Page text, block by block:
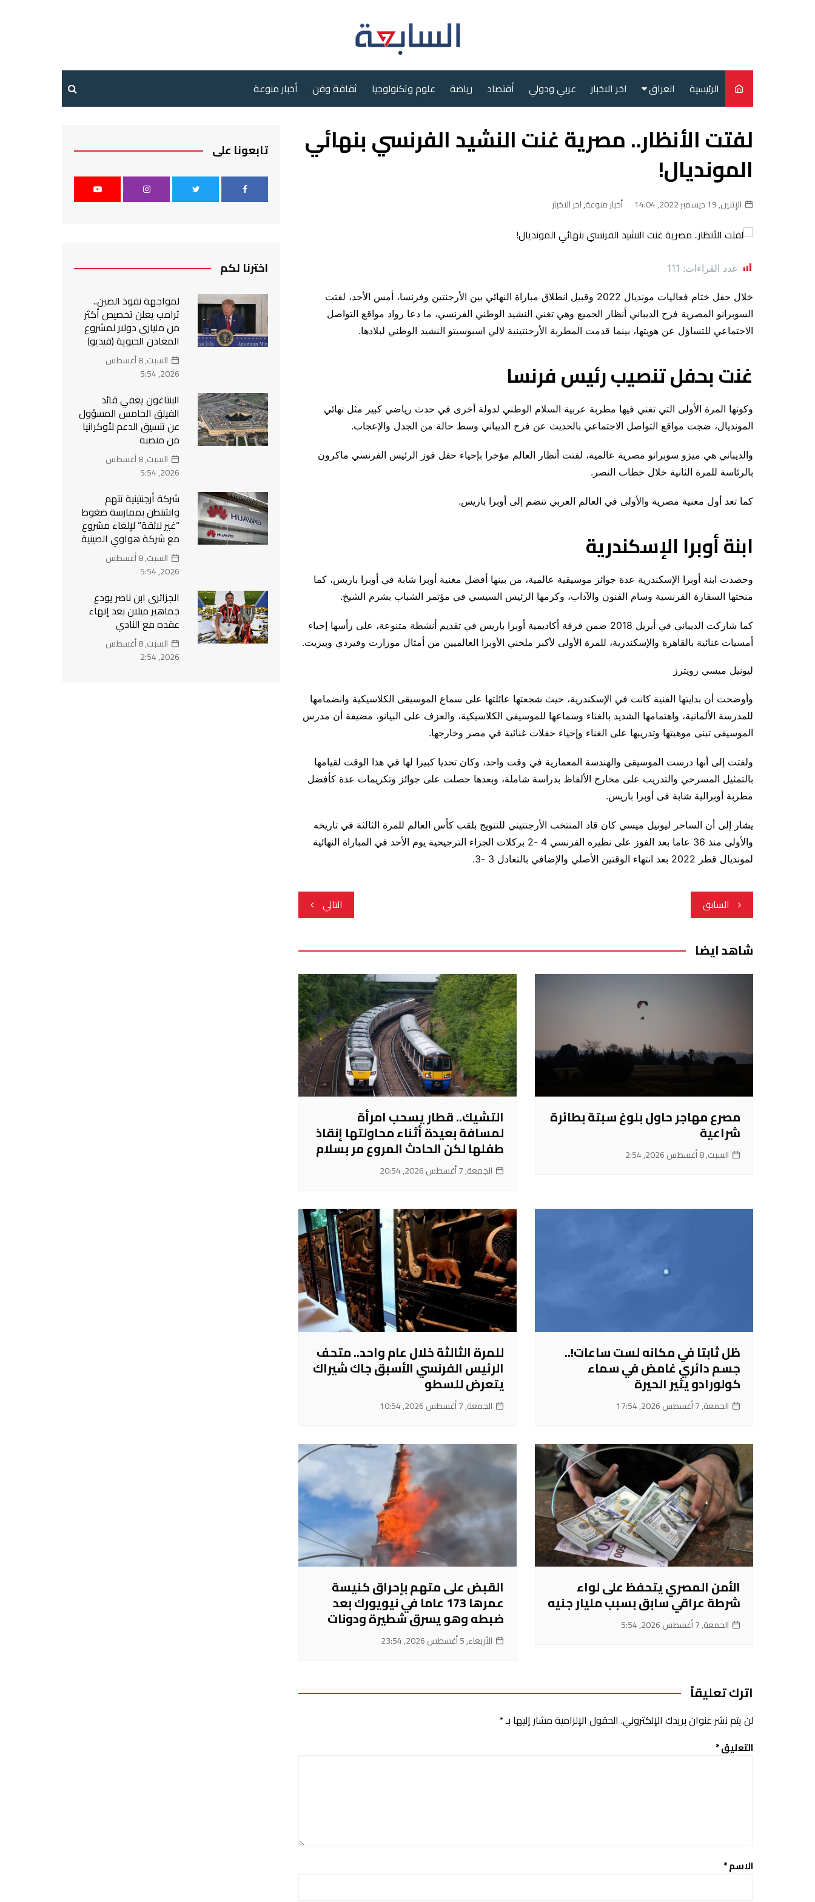
الرئيسية العراق
سياسة
محليات
اخر الاخبار عربي ودولي أقتصاد رياضة علوم وتكنولوجيا ثقافة وفن أخبار منوعة
لفتت الأنظار.. مصرية غنت النشيد الفرنسي بنهائي
المونديال!
الإثنين, 19 ديسمبر 2022, 14:04 أخبار منوعة,اخر الاخبار
عدد القراءات: 111
خلال حفل ختام فعاليات مونديال 2022 وقبيل انطلاق مباراة النهائي بين الأرجنتين وفرنسا، أمس الأحد، لفتت
السوبرانو المصرية فرح الديباني أنظار الجميع وهي تغني النشيد الوطني الفرنسي، ما دعا رواد مواقع التواصل
الاجتماعي للتساؤل عن هويتها، بينما قدمت المطربة الأرجنتينية لالي اسبوسيتو النشيد الوطني لبلادها.
غنت بحفل تنصيب رئيس فرنسا
وكونها المرة الأولى التي تغني فيها مطربة عربية السلام الوطني لدولة أخرى في حدث رياضي كبير مثل نهائي
المونديال، ضجت مواقع التواصل الاجتماعي بالحديث عن فرح الديباني وسط حالة من الجدل والإعجاب.
والديباني هي ميزو سوبرانو مصرية عالمية، لفتت أنظار العالم مؤخرا بإحياء حفل فوز الرئيس الفرنسي ماكرون
بالرئاسة للمرة الثانية خلال خطاب النصر.
كما تعد أول مغنية مصرية والأولى في العالم العربي تنضم إلى أوبرا باريس.
ابنة أوبرا الإسكندرية
وحصدت ابنة أوبرا الإسكندرية عدة جوائز موسيقية عالمية، من بينها أفضل مغنية أوبرا شابة في أوبرا باريس، كما
منحتها السفارة الفرنسية وسام الفنون والآداب، وكرمها الرئيس السيسي في مؤتمر الشباب بشرم الشيخ.
كما شاركت الديباني في أبريل 2018 ضمن فرقة أكاديمية أوبرا باريس في تقديم أنشطة متنوعة، على رأسها إحياء
أمسيات غنائية بالقاهرة والإسكندرية، للمرة الأولى لأكبر ملحني الأوبرا العالميين من أمثال موزارت وفيردي وبيزيت.
ليونيل ميسي رويترز
وأوضحت أن بدايتها الفنية كانت في الإسكندرية، حيث شجعتها عائلتها على سماع الموسيقى الكلاسيكية وانضمامها
للمدرسة الألمانية، واهتمامها الشديد بالغناء وسماعها للموسيقى الكلاسيكية، والعزف على البيانو، مضيفة أن مدرس
الموسيقى تبنى موهبتها وتدريبها على الغناء وإحياء حفلات غنائية في مصر وخارجها.
ولفتت إلى أنها درست الموسيقى والهندسة المعمارية في وقت واحد، وكان تحديا كبيرا لها في هذا الوقت لقيامها
بالتمثيل المسرحي والتدريب على مخارج الألفاظ بدراسة شاملة، وبعدها حصلت على جوائز وتكريمات عدة كأفضل
مطربة أوبرالية شابة فى أوبرا باريس.
يشار إلى أن الساحر ليونيل ميسي كان قاد المنتخب الأرجنتيني للتتويج بلقب كأس العالم للمرة الثالثة في تاريخه
والأولى منذ 36 عاما بعد الفوز على نظيره الفرنسي 4 -2 بركلات الجزاء الترجيحية يوم الأحد في المباراة النهائية
لمونديال قطر 2022 بعد انتهاء الوقتين الأصلي والإضافي بالتعادل 3 -3.
تصفّح
المقالات
السابق التالي
شاهد ايضا
مصرع مهاجر حاول بلوغ سبتة بطائرة
شراعية
السبت, 8 أغسطس 2026, 2:54
التشيك.. قطار يسحب امرأة
لمسافة بعيدة أثناء محاولتها إنقاذ
طفلها لكن الحادث المروع مر بسلام
الجمعة, 7 أغسطس 2026, 20:54
ظل ثابتا في مكانه لست ساعات!..
جسم دائري غامض في سماء
كولورادو يثير الحيرة
الجمعة, 7 أغسطس 2026, 17:54
للمرة الثالثة خلال عام واحد.. متحف
الرئيس الفرنسي الأسبق جاك شيراك
يتعرض للسطو
الجمعة, 7 أغسطس 2026, 10:54
الأمن المصري يتحفظ على لواء
شرطة عراقي سابق بسبب مليار جنيه
الجمعة, 7 أغسطس 2026, 5:54
القبض على متهم بإحراق كنيسة
عمرها 173 عاما في نيويورك بعد
ضبطه وهو يسرق شطيرة ودونات
الأربعاء, 5 أغسطس 2026, 23:54
اترك تعليقاً
لن يتم نشر عنوان بريدك الإلكتروني. الحقول الإلزامية مشار إليها بـ*
التعليق*
الاسم*
تابعونا على
اخترنا لكم
لمواجهة نفوذ الصين..
ترامب يعلن تخصيص أكثر
من ملياري دولار لمشروع
المعادن الحيوية (فيديو)
السبت, 8 أغسطس
2026, 5:54
البنتاغون يعفي قائد
الفيلق الخامس المسؤول
عن تنسيق الدعم لأوكرانيا
من منصبه
السبت, 8 أغسطس
2026, 5:54
شركة أرجنتينية تتهم
واشنطن بممارسة ضغوط
“غير لائقة” لإلغاء مشروع
مع شركة هواوي الصينية
السبت, 8 أغسطس
2026, 5:54
الجزائري ابن ناصر يودع
جماهير ميلان بعد إنهاء
عقده مع النادي
السبت, 8 أغسطس
2026, 2:54